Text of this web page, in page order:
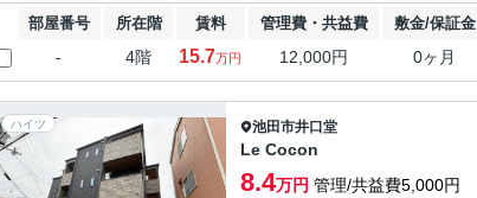
部屋番号 所在階 賃料 管理費・共益費 敷金/保証金
- 4階 15.7万円 12,000円 0ヶ月
ハイツ 池田市井口堂
Le Cocon
8.4万円 管理/共益費5,000円